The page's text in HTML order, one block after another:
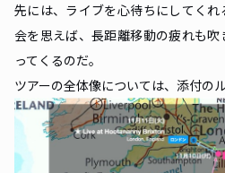
先には、ライブを心待ちにしてく
会を思えば、長距離移動の疲れも
ってくるのだ。
ツアーの全体像については、添付の